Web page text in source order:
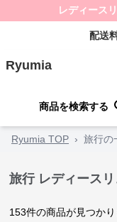
レディース
配送
Ryumia
商品を検索する
Ryumia TOP › 旅行の
旅行 レディース
153件の商品が見つか